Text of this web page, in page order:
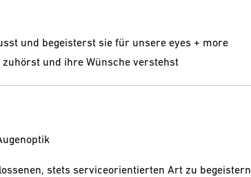
und begeisterst sie für unsere eyes + more
und ihre Wünsche verstehst
stets serviceorientierten Art zu begeistern